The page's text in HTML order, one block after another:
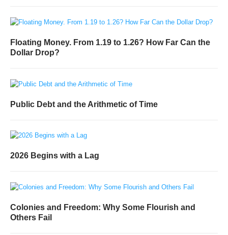
Floating Money. From 1.19 to 1.26? How Far Can the
Dollar Drop?
Public Debt and the Arithmetic of Time
2026 Begins with a Lag
Colonies and Freedom: Why Some Flourish and
Others Fail